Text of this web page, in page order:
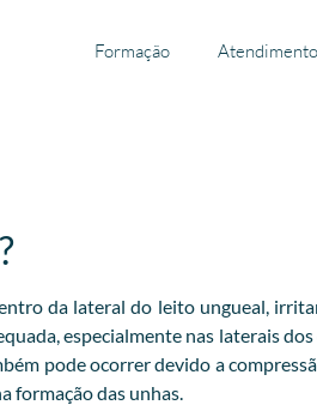
Formação
da lateral do leito ungueal,
especialmente nas laterais
pode ocorrer devido a
formação das unhas.